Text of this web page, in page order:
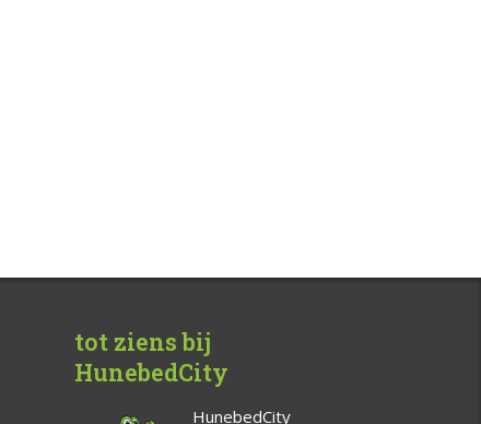
tot ziens bij
HunebedCity
HunebedCity